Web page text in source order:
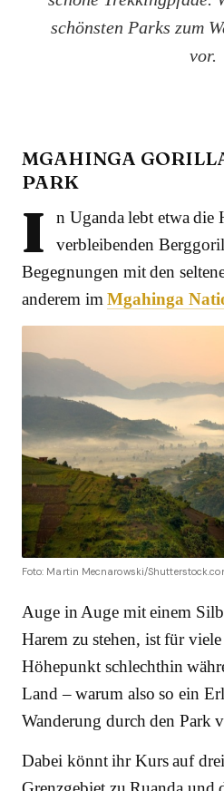
schönsten Parks zum
vor.
MGAHINGA
PARK
I
n Uganda lebt etwa die
verbleibenden
Begegnungen mit den
anderem imMgahinga
Foto: Martin Mecnarowski/
Auge in Auge mit einem
Harem zu stehen, ist für
Höhepunkt schlechthin
Land – warum also so ein
Wanderung durch den Park
Dabei könnt ihr Kurs auf